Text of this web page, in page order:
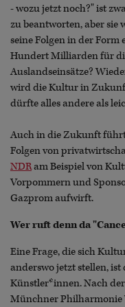
- wozu jetzt noch?" ist
zu beantworten, aber sie
seine Folgen in der
Hundert Milliarden für
Auslandseinsätze?
wird die Kultur in
dürfte alles andere als
Auch in die Zukunft
Folgen von
NDRam Beispiel von
Vorpommern und
Gazprom aufwirft.
Wer ruft denn da
Eine Frage, die sich
anderswo jetzt stellen,
Künstler*innen. Nach der
Münchner Philharmonie